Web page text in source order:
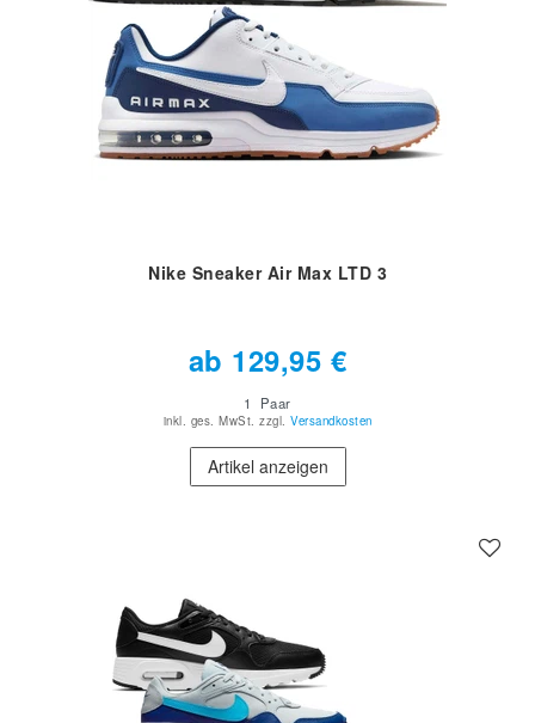
Nike Sneaker Air Max LTD 3
ab 129,95 €
1 Paar
inkl. ges. MwSt. zzgl. Versandkosten
Artikel anzeigen